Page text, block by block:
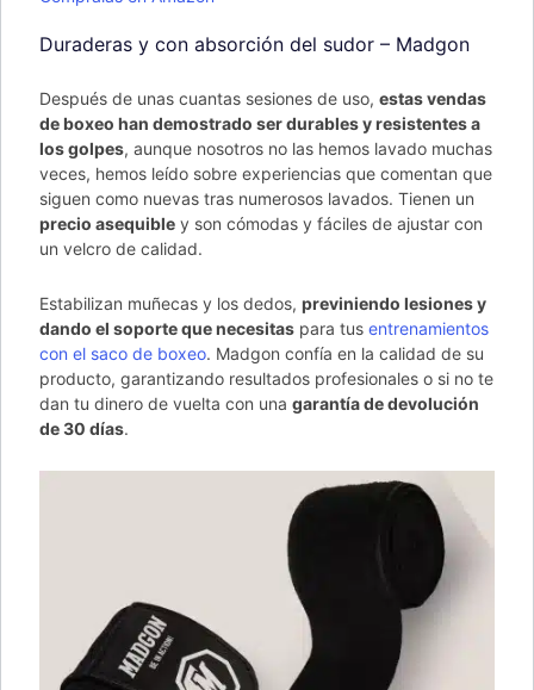
Duraderas y con absorción del sudor – Madgon
Después de unas cuantas sesiones de uso, estas vendas
de boxeo han demostrado ser durables y resistentes a
los golpes, aunque nosotros no las hemos lavado muchas
veces, hemos leído sobre experiencias que comentan que
siguen como nuevas tras numerosos lavados. Tienen un
precio asequible y son cómodas y fáciles de ajustar con
un velcro de calidad.
Estabilizan muñecas y los dedos, previniendo lesiones y
dando el soporte que necesitas para tus entrenamientos
con el saco de boxeo. Madgon confía en la calidad de su
producto, garantizando resultados profesionales o si no te
dan tu dinero de vuelta con una garantía de devolución
de 30 días.